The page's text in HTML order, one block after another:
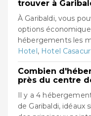
trouver à
À Garibaldi, vous
options
hébergements les
Hotel, Hotel
Combien
près du centre
Il y a 4
de Garibaldi, idéaux